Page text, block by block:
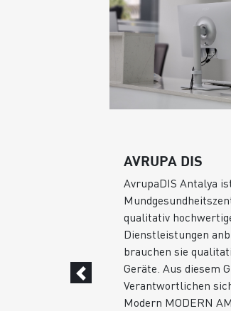
AVRUPA DIS
AvrupaDIS Antalya
qualitativ
Dienstleistungen
brauchen sie
Geräte. Aus diesem
Verantwortlichen
Modern MODERN